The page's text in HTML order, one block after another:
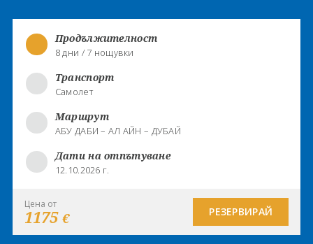
Продължителност
8 дни / 7 нощувки
Транспорт
Самолет
Маршрут
АБУ ДАБИ – АЛ АЙН – ДУБАЙ
Дати на отпътуване
12.10.2026 г.
РЕЗЕРВИРАЙ
Цена от
1175 €